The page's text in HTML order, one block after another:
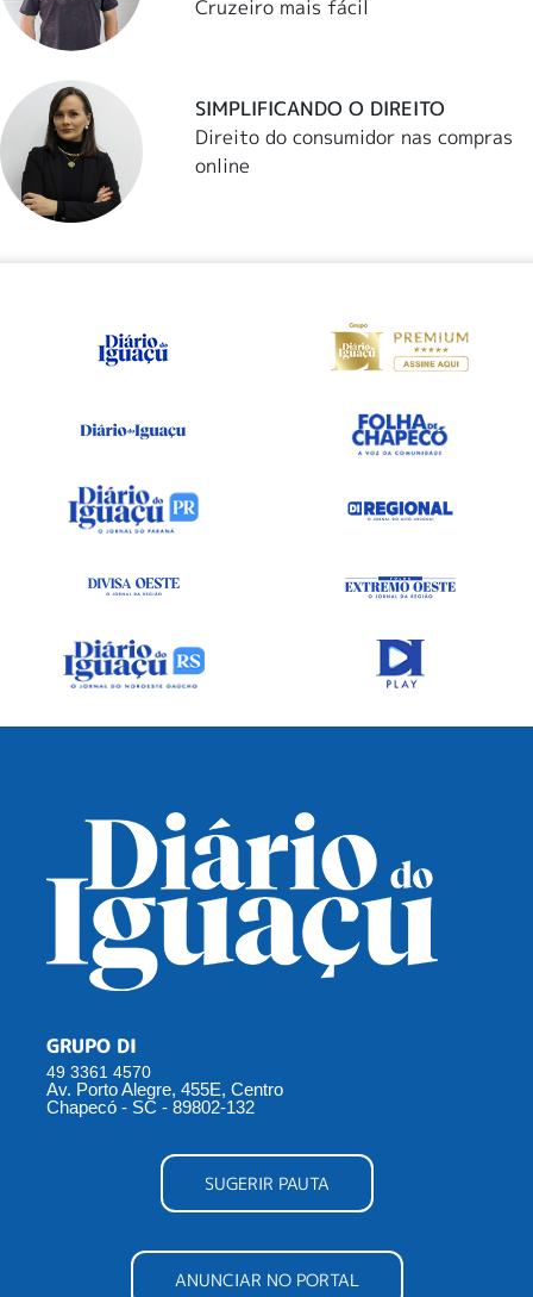
Cruzeiro mais fácil
SIMPLIFICANDO O DIREITO
Direito do consumidor nas compras
online
GRUPO DI
49 3361 4570
Av. Porto Alegre, 455E, Centro
Chapecó - SC - 89802-132
SUGERIR PAUTA
ANUNCIAR NO PORTAL